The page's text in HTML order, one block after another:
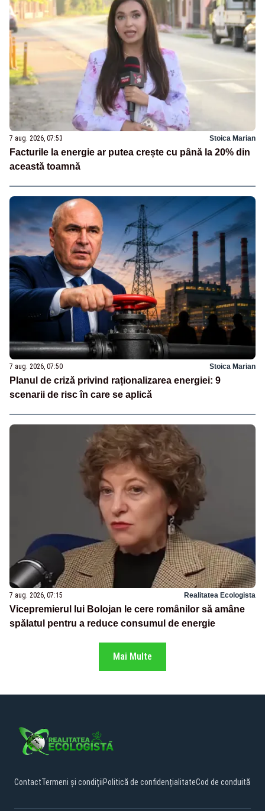
7 aug. 2026, 07:53 Stoica Marian
Facturile la energie ar putea crește cu până la 20% din
această toamnă
7 aug. 2026, 07:50 Stoica Marian
Planul de criză privind raționalizarea energiei: 9
scenarii de risc în care se aplică
7 aug. 2026, 07:15 Realitatea Ecologista
Vicepremierul lui Bolojan le cere românilor să amâne
spălatul pentru a reduce consumul de energie
Mai Multe
ContactTermeni și condițiiPolitică de confidențialitateCod de conduită